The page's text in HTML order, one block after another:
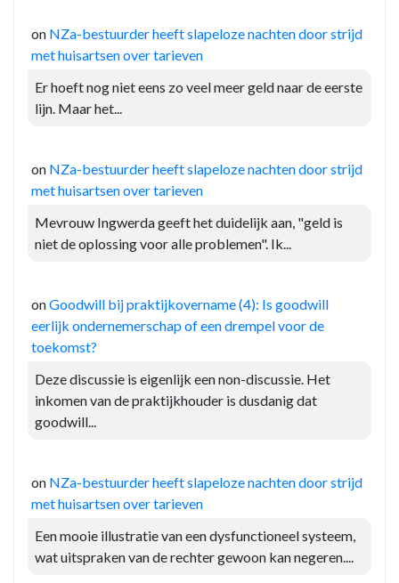
on NZa-bestuurder heeft slapeloze nachten door strijd
met huisartsen over tarieven
Er hoeft nog niet eens zo veel meer geld naar de eerste
lijn. Maar het...
on NZa-bestuurder heeft slapeloze nachten door strijd
met huisartsen over tarieven
Mevrouw Ingwerda geeft het duidelijk aan, "geld is
niet de oplossing voor alle problemen". Ik...
onGoodwill bij praktijkovername (4): Is goodwill
eerlijk ondernemerschap of een drempel voor de
toekomst?
Deze discussie is eigenlijk een non-discussie. Het
inkomen van de praktijkhouder is dusdanig dat
goodwill...
on NZa-bestuurder heeft slapeloze nachten door strijd
met huisartsen over tarieven
Een mooie illustratie van een dysfunctioneel systeem,
wat uitspraken van de rechter gewoon kan negeren....